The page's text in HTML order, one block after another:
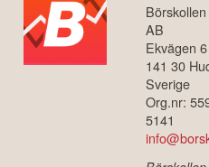
AB
Ekvägen 6
141 30
Sverige
Org.nr:
5141